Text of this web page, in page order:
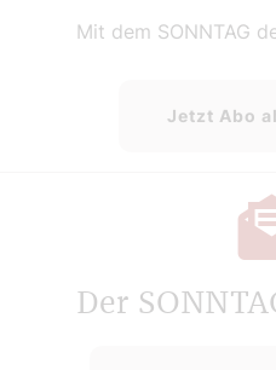
Mit dem SONNTAG
Jetzt Abo
Der